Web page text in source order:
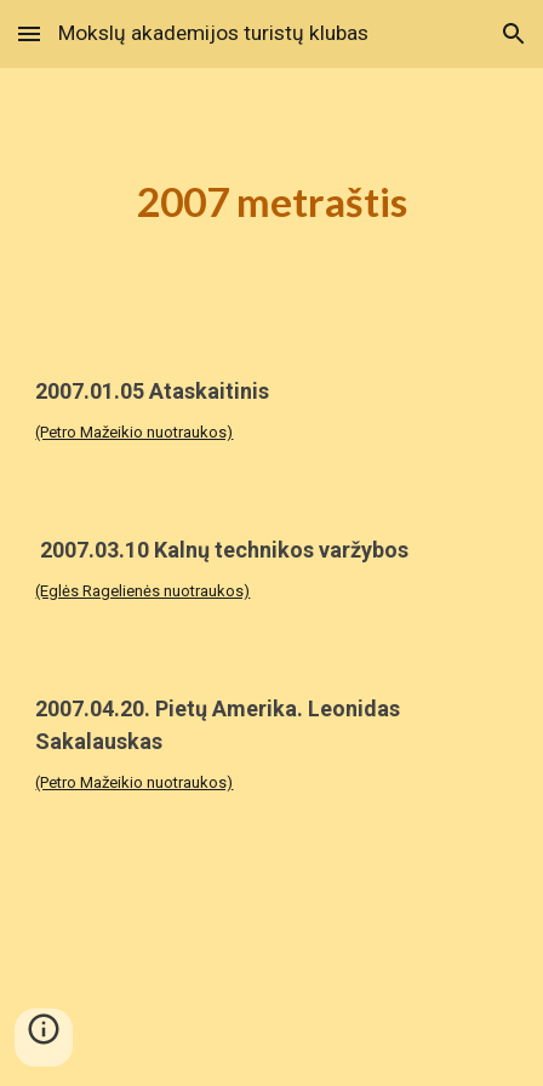
Skip to main content Skip to navigation
Mokslų akademijos turistų klubas
2007 metraštis
2007.01.05 Ataskaitinis
(Petro Mažeikio nuotraukos)
2007.03.10 Kalnų technikos varžybos
(Eglės Ragelienės nuotraukos)
2007.04.20. Pietų Amerika. Leonidas
Sakalauskas
(Petro Mažeikio nuotraukos)